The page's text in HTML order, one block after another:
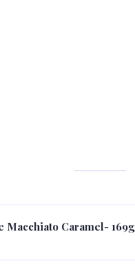
Macchiato Caramel- 169g